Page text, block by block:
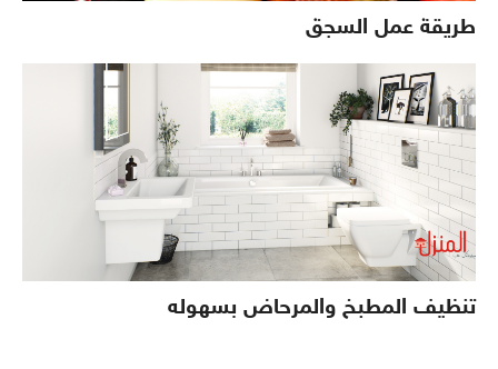
طريقة عمل السجق
تنظيف المطبخ والمرحاض بسهوله